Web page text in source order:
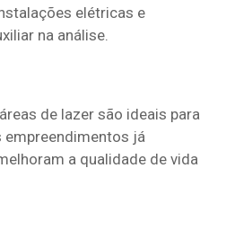
elétricas e
na análise​.
de lazer são ideais para
empreendimentos já
a qualidade de vida